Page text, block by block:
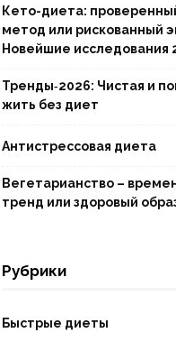
Кето-диета:
метод или рискованный
Новейшие исследования
Тренды‑2026: Чистая и
жить без диет
Антистрессовая диета
Вегетарианство –
тренд или здоровый
Рубрики
Быстрые диеты